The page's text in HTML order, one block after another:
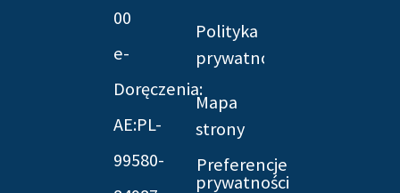
00
e-
Doręczenia:
AE:PL-
99580-
Polityka
prywatności
Mapa
strony
Preferencje
prywatności